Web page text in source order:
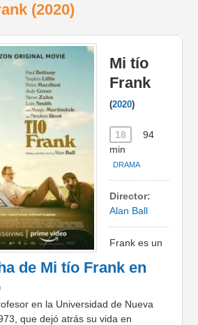
(2020)
Mi tío
Frank
(2020)
18
94
min
DRAMA
Director:
Alan Ball
Frank es un
en la Universidad de Nueva
que dejó atrás su vida en